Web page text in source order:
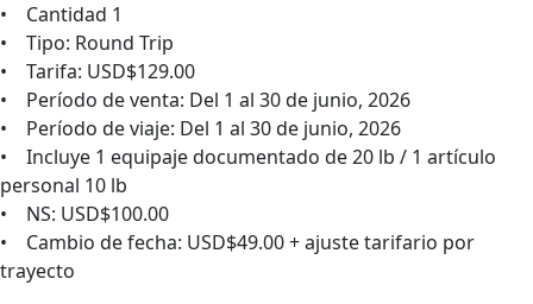
• Cantidad 1
• Tipo: Round Trip
• Tarifa: USD$129.00
• Período de venta: Del 1 al 30 de junio, 2026
• Período de viaje: Del 1 al 30 de junio, 2026
• Incluye 1 equipaje documentado de 20 lb / 1 artículo
personal 10 lb
• NS: USD$100.00
• Cambio de fecha: USD$49.00 + ajuste tarifario por
trayecto